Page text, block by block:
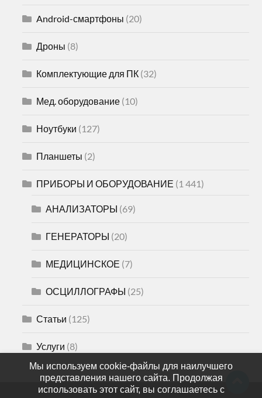
Android-смартфоны (20)
Дроны (8)
Комплектующие для ПК (32)
Мед. оборудование (10)
Ноутбуки (127)
Планшеты (2)
ПРИБОРЫ И ОБОРУДОВАНИЕ (1 441)
АНАЛИЗАТОРЫ (69)
ГЕНЕРАТОРЫ (20)
МЕДИЦИНСКОЕ (7)
ОСЦИЛЛОГРАФЫ (25)
Статьи (125)
Услуги (8)
Мы используем cookie-файлы для наилучшего
представления нашего сайта. Продолжая
использовать этот сайт, вы соглашаетесь с